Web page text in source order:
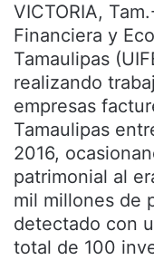
VICTORIA,
Financiera y
Tamaulipas
realizando
empresas
Tamaulipas
2016,
patrimonial al
mil millones de
detectado con
total de 100